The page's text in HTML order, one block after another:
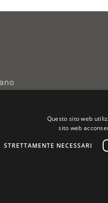
Questo sito web
sito web
STRETTAMENTE NECESSARI